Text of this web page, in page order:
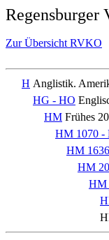
Regensburger
Zur Übersicht RVKO
H Anglistik.
HG - HO
HM Frühes
HM 1070 -
HM
HM
HM